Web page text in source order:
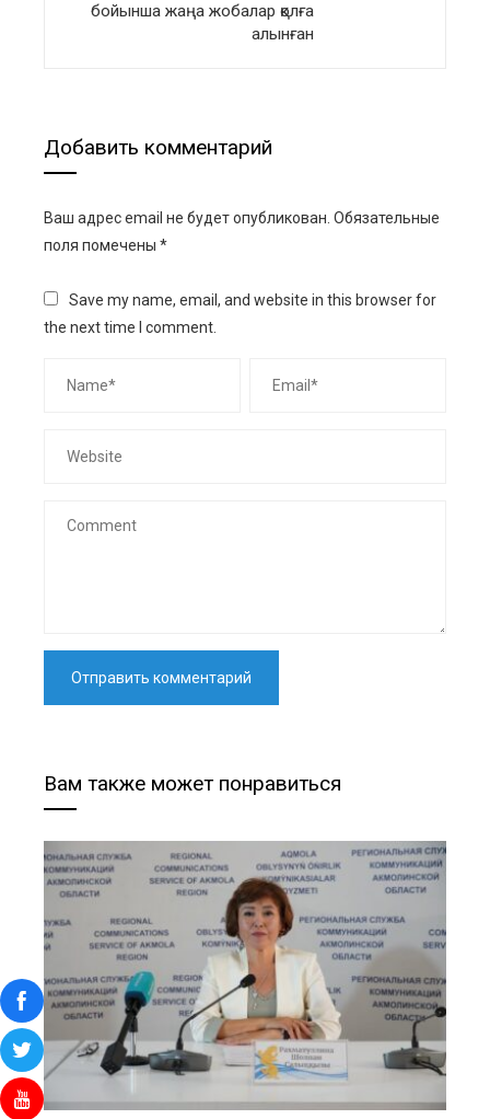
бойынша жаңа жобалар қолға
алынған
Добавить комментарий
Ваш адрес email не будет опубликован. Обязательные
поля помечены *
Save my name, email, and website in this browser for
the next time I comment.
Вам также может понравиться